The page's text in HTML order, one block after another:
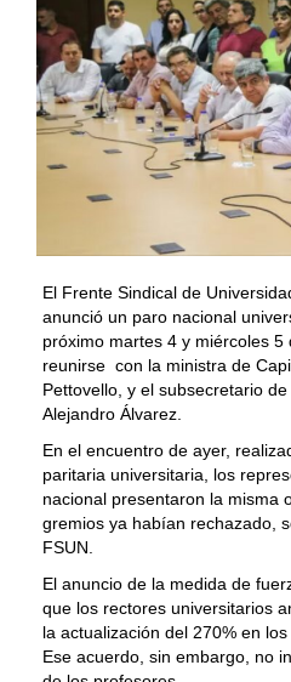
El Frente Sindical de
anunció un paro nacional
próximo martes 4 y miércoles 5
reunirse con la ministra de
Pettovello, y el subsecretario
Alejandro Álvarez.
En el encuentro de ayer,
paritaria universitaria, los
nacional presentaron la misma
gremios ya habían rechazado,
FSUN.
El anuncio de la medida de
que los rectores universitarios
la actualización del 270% en
Ese acuerdo, sin embargo, no